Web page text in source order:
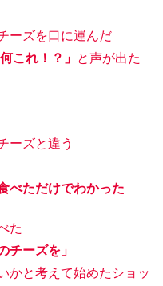
ーズを口に運んだ
これ！？」 と声が出た
ーズと違う
べただけでわかった
た
チーズを」
かと考えて始めたショッ